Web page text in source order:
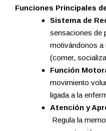
Funciones Principales
Sistema de
sensaciones de
motivándonos a
(comer,
Función
movimiento
ligada a la
Atención y
Regula la